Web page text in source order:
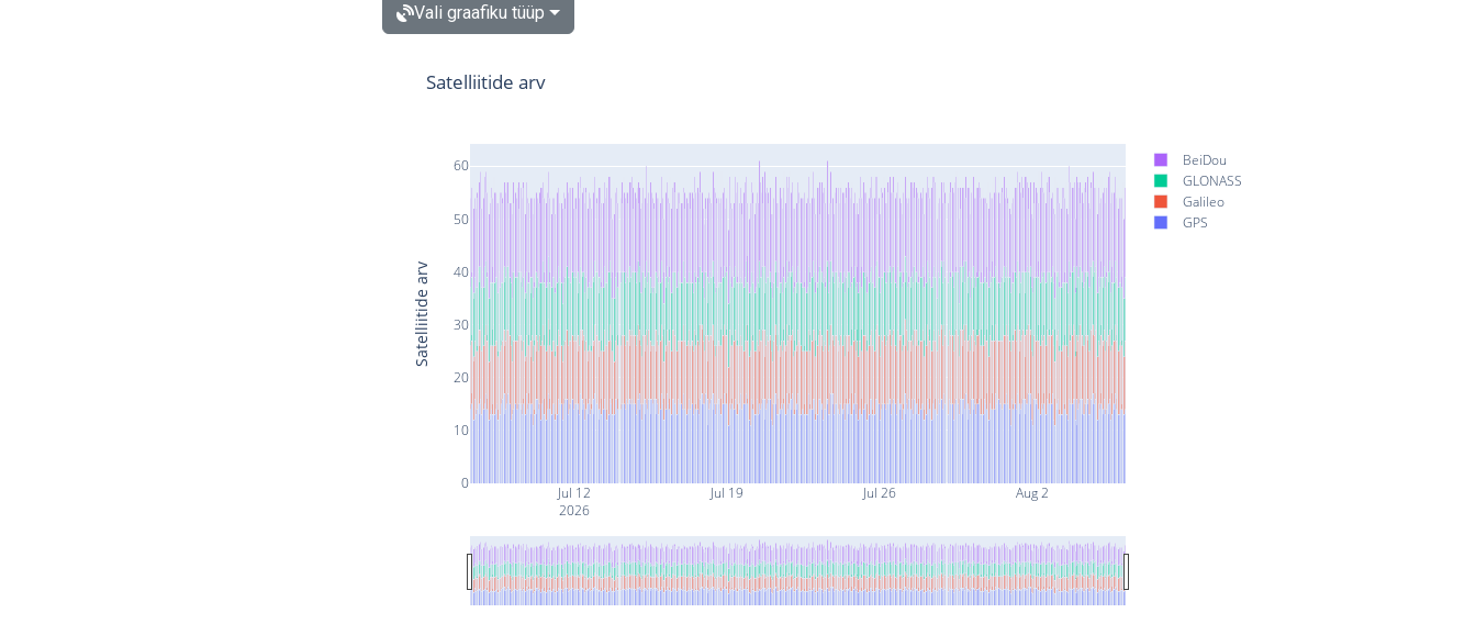
Vali graafiku tüüp
Jul 12
2026
Jul 19 Jul 26 Aug 2
0
10
20
30
40
50
60
BeiDou
GLONASS
Galileo
GPS
Satelliitide arv
Satelliitide arv